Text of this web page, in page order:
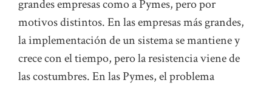
grandes empresas como a Pymes, pero por
motivos distintos. En las empresas más grandes,
la implementación de un sistema se mantiene y
crece con el tiempo, pero la resistencia viene de
las costumbres. En las Pymes, el problema